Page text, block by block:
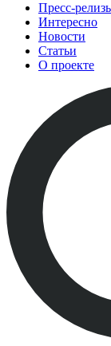
Пресс-
Интересно
Новости
Статьи
О проекте